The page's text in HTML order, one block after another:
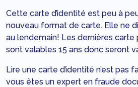
Cette carte d’identité est peu à
nouveau format de carte. Elle ne
au lendemain! Les dernières carte
sont valables 15 ans donc seront
Lire une carte d’identité n’est pas
vous êtes un expert en fraude